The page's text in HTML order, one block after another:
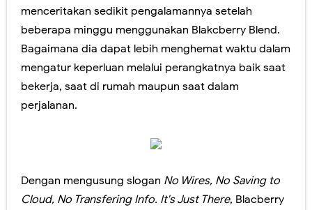
menceritakan sedikit pengalamannya setelah
beberapa minggu menggunakan Blakcberry Blend.
Bagaimana dia dapat lebih menghemat waktu dalam
mengatur keperluan melalui perangkatnya baik saat
bekerja, saat di rumah maupun saat dalam
perjalanan.
Dengan mengusung slogan No Wires, No Saving to
Cloud, No Transfering Info. It's Just There, Blacberry